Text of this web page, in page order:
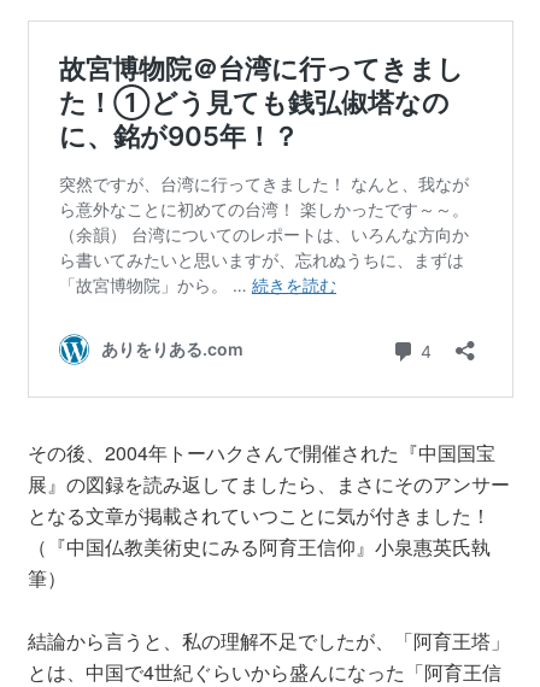
その後、2004年トーハクさんで開催された『中国国宝
展』の図録を読み返してましたら、まさにそのアンサー
となる文章が掲載されていつことに気が付きました！
（『中国仏教美術史にみる阿育王信仰』小泉惠英氏執
筆）
結論から言うと、私の理解不足でしたが、「阿育王塔」
とは、中国で4世紀ぐらいから盛んになった「阿育王信